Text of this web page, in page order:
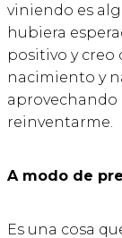
viniendo es
hubiera
positivo y creo
nacimiento y
reinventarme.
A modo de
Es una cosa